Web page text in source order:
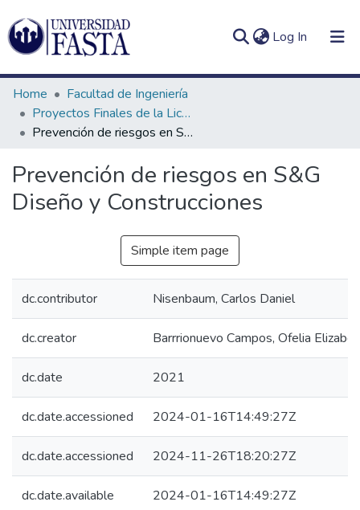
Log In (current)
Communities
&
Collections
Statistics
In(current)
Home
Facultad de Ingeniería
Proyectos Finales de la Licenciatura en Seguridad e Higiene en el Trabajo
Prevención de riesgos en S&G Diseño y Construcciones
Prevención de riesgos en S&G
Diseño y Construcciones
Simple item page
dc.contributor Nisenbaum, Carlos Daniel
dc.creator Barrrionuevo Campos, Ofelia
dc.date 2021
dc.date.accessioned 2024-01-16T14:49:27Z
dc.date.accessioned 2024-11-26T18:20:27Z
dc.date.available 2024-01-16T14:49:27Z